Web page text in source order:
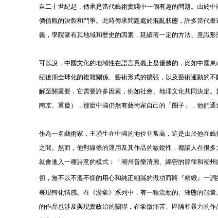
自二十世紀起，傳承是當代藝術實踐中一個有趣的問題。由於
價值觀的決裂和鬥爭。此時傳承問題處於混亂狀態，許多當代
義，學院派有其地域和歷史的因素，延續著一定的方法、意識
可以說，中國文化的地域性在語言意義上是優越的，比如中國
紀後期全球化的複雜關係、藝術形式的擴張，以及藝術運動的
解至關重要，它需要許多因素，例如社會、地理文化共同決定
南京、重慶），那麼中國仍然有藝術家自己的「圈子」，他們
作為一名藝術家，王璜生在中國的地位非常高，這是由於他在
之間。然而，他對線條的運用及其作品的敏銳性，都讓人在很
就會進入一種詩意的模式：「潮州音樂清麗、綿密的節律和潮
切，無不以不溫不燥的用心和純正細膩的做功而將『精緻』一
表現轉化情感。在《游·象》系列中，有一種流動的、液態的能
的作品也涉及與現實政治的關聯，在象徵痛苦、區隔和暴力的